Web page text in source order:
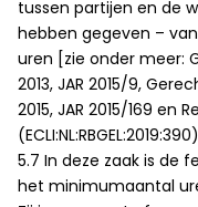
tussen partijen en de
hebben gegeven –
uren [zie onder meer:
2013, JAR 2015/9,
2015, JAR 2015/169 en
5.7 In deze zaak is de
het minimumaantal